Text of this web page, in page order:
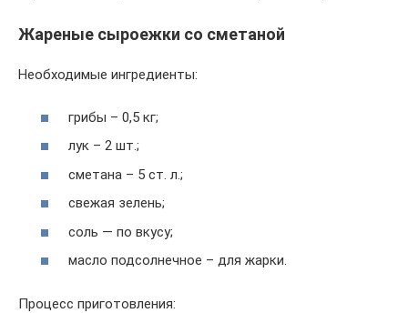
Жареные сыроежки со сметаной
Необходимые ингредиенты:
грибы – 0,5 кг;
лук – 2 шт.;
сметана – 5 ст. л.;
свежая зелень;
соль — по вкусу;
масло подсолнечное – для жарки.
Процесс приготовления: